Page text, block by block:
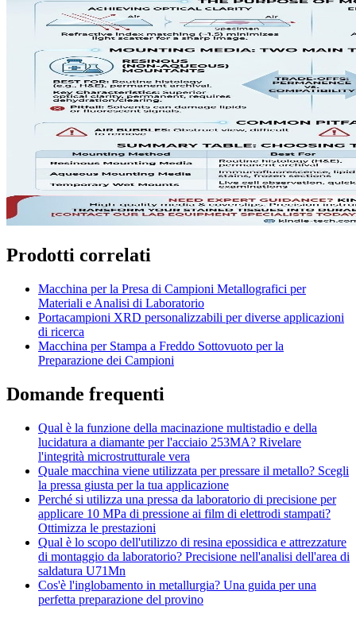
Prodotti correlati
Macchina per la Presa di Campioni Metallografici per
Materiali e Analisi di Laboratorio
Portacampioni XRD personalizzabili per diverse applicazioni
di ricerca
Macchina per Stampa a Freddo Sottovuoto per la
Preparazione dei Campioni
Domande frequenti
Qual è la funzione della macinazione multistadio e della
lucidatura a diamante per l'acciaio 253MA? Rivelare
l'integrità microstrutturale vera
Quale macchina viene utilizzata per pressare il metallo? Scegli
la pressa giusta per la tua applicazione
Perché si utilizza una pressa da laboratorio di precisione per
applicare 10 MPa di pressione ai film di elettrodi stampati?
Ottimizza le prestazioni
Qual è lo scopo dell'utilizzo di resina epossidica e attrezzature
di montaggio da laboratorio? Precisione nell'analisi dell'area di
saldatura U71Mn
Cos'è l'inglobamento in metallurgia? Una guida per una
perfetta preparazione del provino